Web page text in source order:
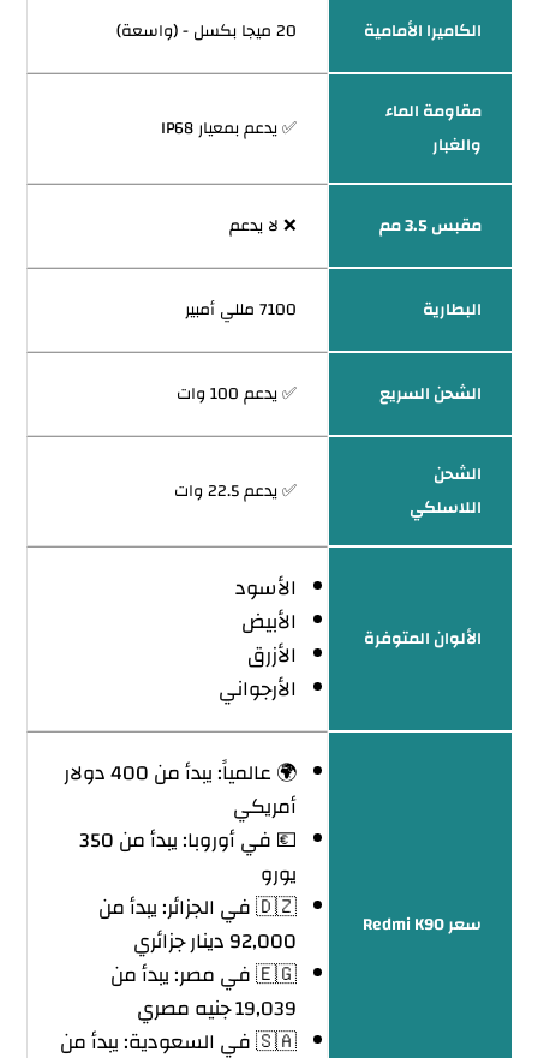
الكاميرا الأمامية 20 ميجا بكسل - (واسعة)
مقاومة الماء
والغبار
✅ يدعم بمعيار IP68
مقبس 3.5 مم ❌ لا يدعم
البطارية 7100 مللي أمبير
الشحن السريع ✅ يدعم 100 وات
الشحن
اللاسلكي
✅ يدعم 22.5 وات
الألوان المتوفرة
الأسود
الأبيض
الأزرق
الأرجواني
سعر Redmi K90
🌍 عالمياً: يبدأ من 400 دولار
أمريكي
💶 في أوروبا: يبدأ من 350
يورو
🇩🇿 في الجزائر: يبدأ من
92,000 دينار جزائري
🇪🇬 في مصر: يبدأ من
19,039 جنيه مصري
🇸🇦 في السعودية: يبدأ من